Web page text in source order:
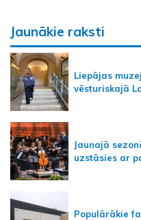
Jaunākie raksti
Liepājas
vēsturiskajā
Jaunajā
uzstāsies ar
Populārākie